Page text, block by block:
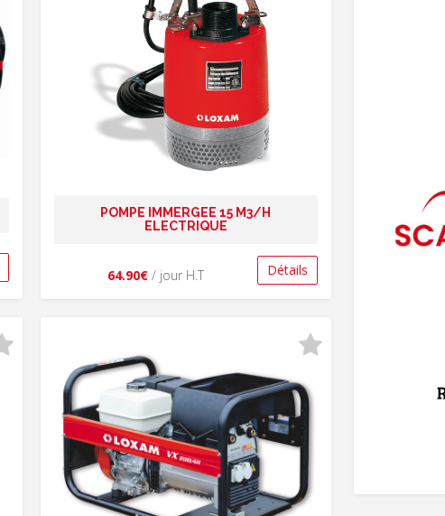
POMPE IMMERGEE 15 M3/H
ELECTRIQUE
64.90€/ jour H.T Détails